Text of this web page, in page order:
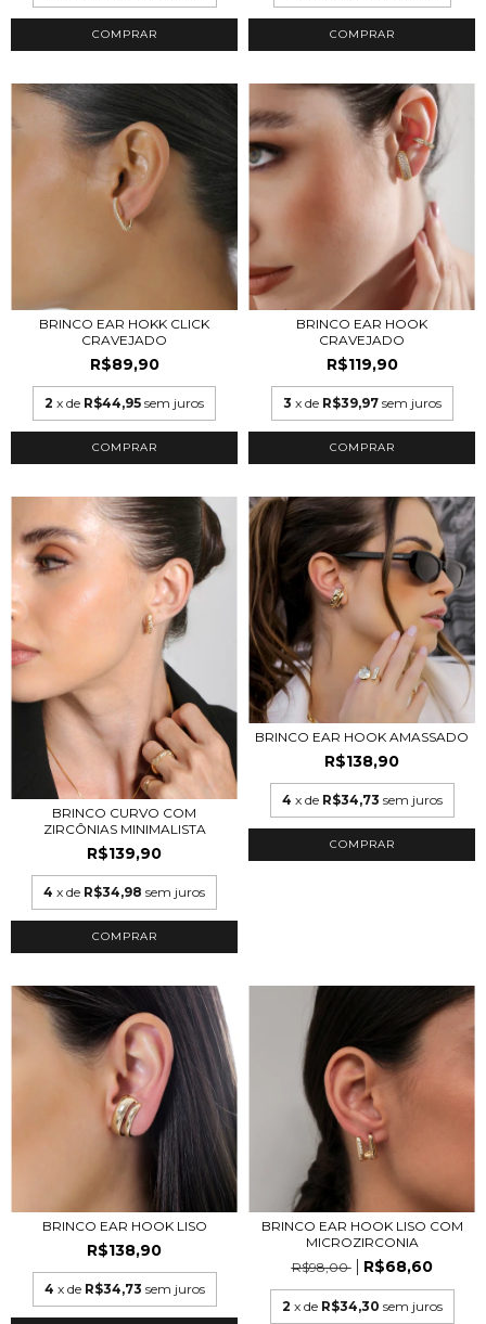
COMPRAR COMPRAR
BRINCO EAR HOKK CLICK
CRAVEJADO
R$89,90
2 x de R$44,95 sem juros
COMPRAR
BRINCO EAR HOOK
CRAVEJADO
R$119,90
3 x de R$39,97 sem juros
COMPRAR
BRINCO CURVO COM
ZIRCÔNIAS MINIMALISTA
R$139,90
4 x de R$34,98 sem juros
COMPRAR
BRINCO EAR HOOK AMASSADO
R$138,90
4 x de R$34,73 sem juros
BRINCO EAR HOOK LISO
R$138,90
4 x de R$34,73 sem juros
BRINCO EAR HOOK LISO COM
MICROZIRCONIA
R$98,00
R$68,60
2 x de R$34,30 sem juros